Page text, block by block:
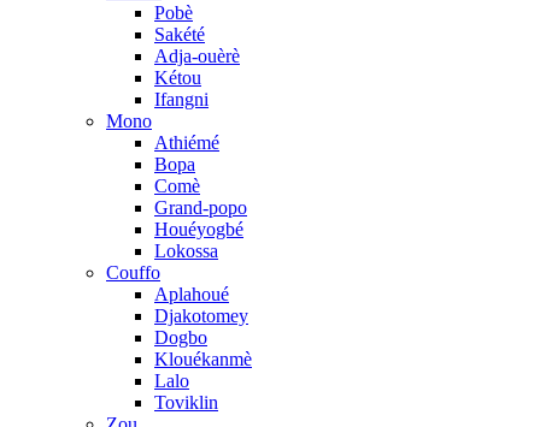
Pobè
Sakété
Adja-ouèrè
Kétou
Ifangni
Mono
Athiémé
Bopa
Comè
Grand-popo
Houéyogbé
Lokossa
Couffo
Aplahoué
Djakotomey
Dogbo
Klouékanmè
Lalo
Toviklin